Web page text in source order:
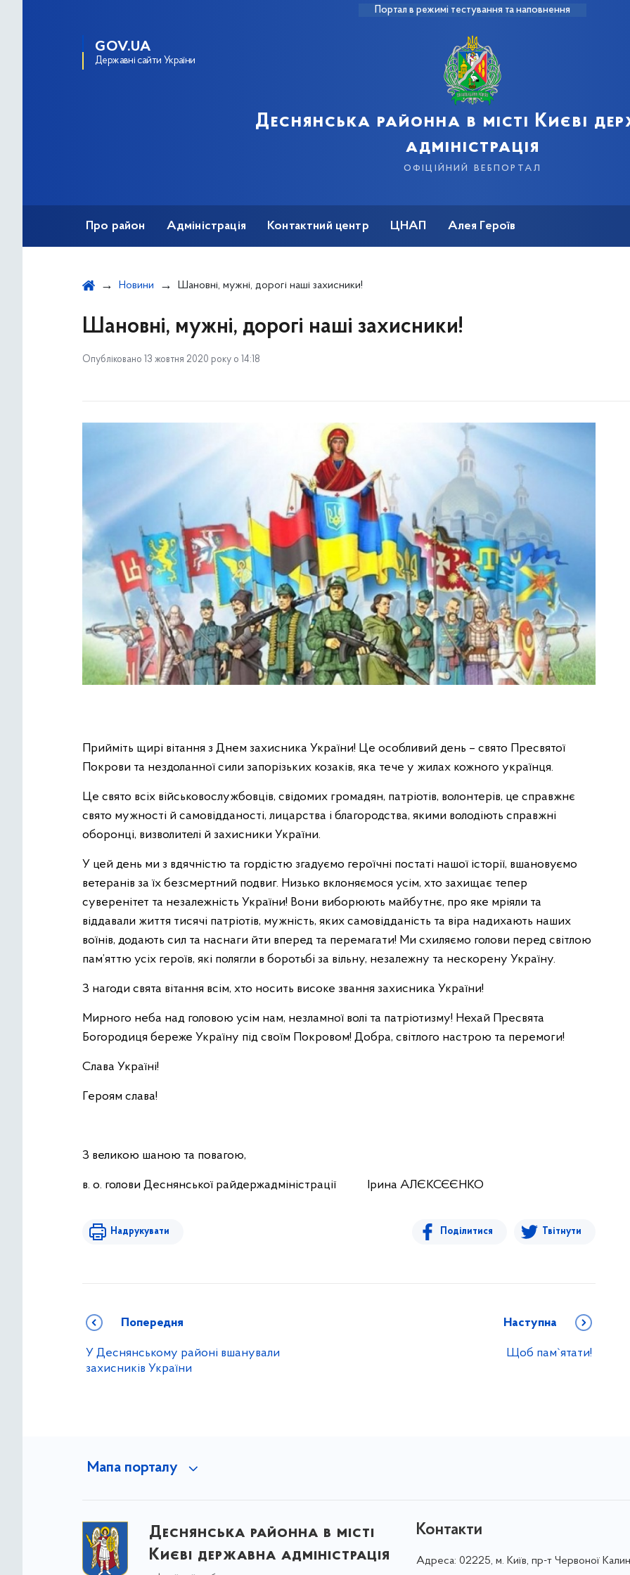
Портал в режимі тестування та наповнення
GOV.UA
Державні сайти України
Деснянська районна в місті Києві
адміністрація
офіційний вебпортал
Про район Адміністрація Контактний центр ЦНАП Алея Героїв
Новини Шановні, мужні, дорогі наші захисники!
Шановні, мужні, дорогі наші захисники!
Опубліковано 13 жовтня 2020 року о 14:18
Прийміть щирі вітання з Днем захисника України! Це особливий день – свято Пресвятої
Покрови та нездоланної сили запорізьких козаків, яка тече у жилах кожного українця.
Це свято всіх військовослужбовців, свідомих громадян, патріотів, волонтерів, це справжнє
свято мужності й самовідданості, лицарства і благородства, якими володіють справжні
оборонці, визволителі й захисники України.
У цей день ми з вдячністю та гордістю згадуємо героїчні постаті нашої історії, вшановуємо
ветеранів за їх безсмертний подвиг. Низько вклоняємося усім, хто захищає тепер
суверенітет та незалежність України! Вони виборюють майбутнє, про яке мріяли та
віддавали життя тисячі патріотів, мужність, яких самовідданість та віра надихають наших
воїнів, додають сил та наснаги йти вперед та перемагати! Ми схиляємо голови перед світлою
пам’яттю усіх героїв, які полягли в боротьбі за вільну, незалежну та нескорену Україну.
З нагоди свята вітання всім, хто носить високе звання захисника України!
Мирного неба над головою усім нам, незламної волі та патріотизму! Нехай Пресвята
Богородиця береже Україну під своїм Покровом! Добра, світлого настрою та перемоги!
Слава Україні!
Героям слава!
З великою шаною та повагою,
в. о. голови Деснянської райдержадміністрації Ірина АЛЄКСЄЄНКО
Надрукувати Поділитися Твітнути
Попередня
У Деснянському районі вшанували
захисників України
Наступна
Щоб пам`ятати!
Мапа порталу
Деснянська районна в місті
Києві державна адміністрація
Контакти
Адреса: 02225, м. Київ, пр-т Червоної